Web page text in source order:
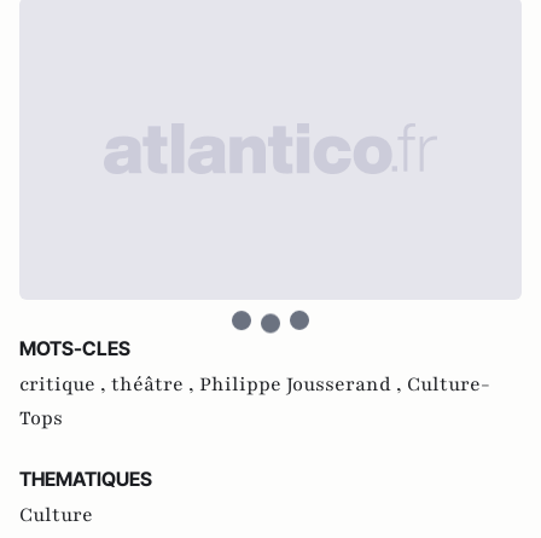
MOTS-CLES
critique , théâtre , Philippe Jousserand , Culture-
Tops
THEMATIQUES
Culture